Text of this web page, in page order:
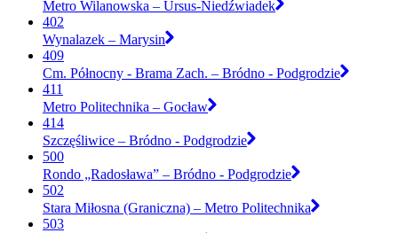
Metro Wilanowska – Ursus-Niedźwiadek
402
Wynalazek – Marysin
409
Cm. Północny - Brama Zach. – Bródno - Podgrodzie
411
Metro Politechnika – Gocław
414
Szczęśliwice – Bródno - Podgrodzie
500
Rondo „Radosława” – Bródno - Podgrodzie
502
Stara Miłosna (Graniczna) – Metro Politechnika
503